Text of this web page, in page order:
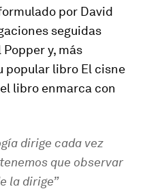
por David
seguidas
y, más
popular libro El cisne
libro enmarca con
dirige cada vez
que observar
la dirige”